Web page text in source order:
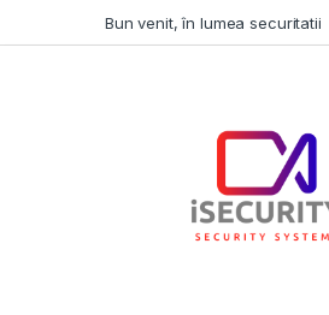
Bun venit, în lumea securitatii